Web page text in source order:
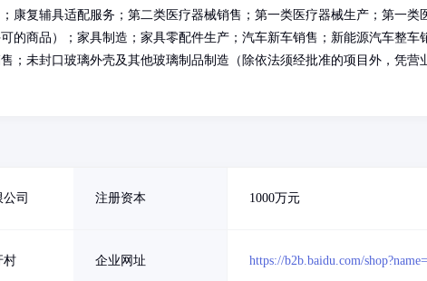
康复辅具适配服务；第二类医疗器械销售；第一类医疗器械生产；第一类
的商品）；家具制造；家具零配件生产；汽车新车销售；新能源汽车整车
；未封口玻璃外壳及其他玻璃制品制造（除依法须经批准的项目外，凭营
司 注册资本 1000万元
村 企业网址 https://b2b.baidu.com/